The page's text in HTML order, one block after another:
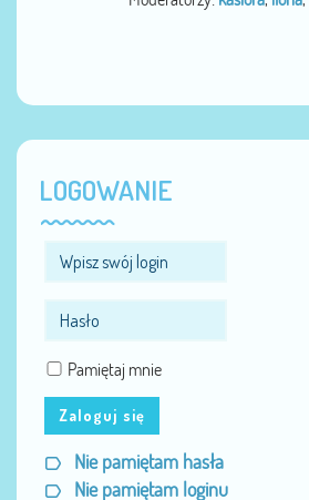
LOGOWANIE
Pamiętaj mnie
Zaloguj się
Nie pamiętam hasła
Nie pamiętam loginu